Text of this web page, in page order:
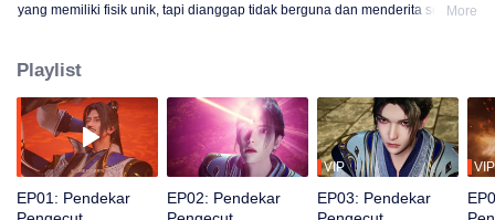
yang memiliki fisik unik, tapi dianggap tidak berguna dan menderita segala
More
Playlist
EP01: Pendekar
EP02: Pendekar
VIP
EP03: Pendekar
VIP